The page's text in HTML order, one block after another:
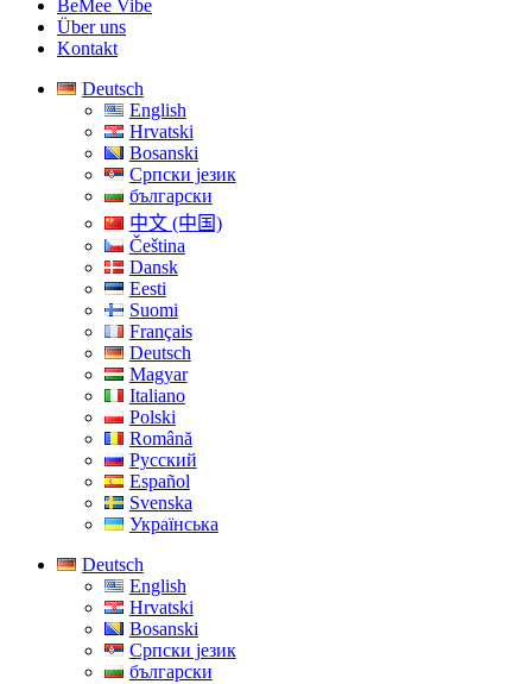
BeMee Vibe
Über uns
Kontakt
Deutsch
English
Hrvatski
Bosanski
Српски језик
български
中文 (中国)
Čeština
Dansk
Eesti
Suomi
Français
Deutsch
Magyar
Italiano
Polski
Română
Русский
Español
Svenska
Українська
Deutsch
English
Hrvatski
Bosanski
Српски језик
български